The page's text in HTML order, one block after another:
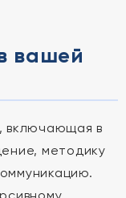
вашей
включающая в
методику